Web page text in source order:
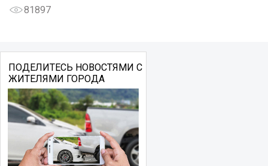
81897
ПОДЕЛИТЕСЬ НОВОСТЯМИ С
ЖИТЕЛЯМИ ГОРОДА